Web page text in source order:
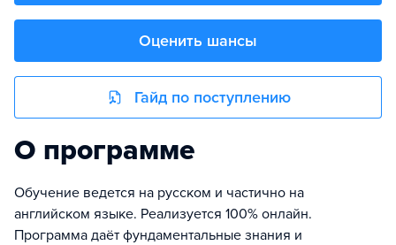
Оценить шансы
Гайд по поступлению
О программе
Обучение ведется на русском и частично на
английском языке. Реализуется 100% онлайн.
Программа даёт фундаментальные знания и